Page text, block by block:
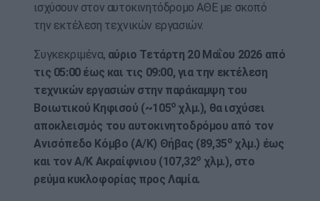
ισχύσουν στον αυτοκινητόδρομο ΑΘΕ με σκοπό
την εκτέλεση τεχνικών εργασιών.
Συγκεκριμένα, αύριο Τετάρτη 20 Μαΐου 2026 από
τις 05:00 έως και τις 09:00, για την εκτέλεση
τεχνικών εργασιών στην παράκαμψη του
Βοιωτικού Κηφισού (~105ο χλμ.), θα ισχύσει
αποκλεισμός του αυτοκινητοδρόμου από τον
Ανισόπεδο Κόμβο (Α/Κ) Θήβας (89,35ο χλμ.) έως
και τον Α/Κ Ακραίφνιου (107,32ο χλμ.), στο
ρεύμα κυκλοφορίας προς Λαμία.